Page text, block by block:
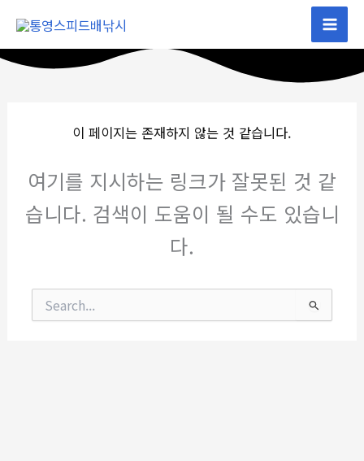
츠
이 페이지는 존재하지 않는 것 같습니다.
여기를 지시하는 링크가 잘못된 것 같
습니다. 검색이 도움이 될 수도 있습니
다.